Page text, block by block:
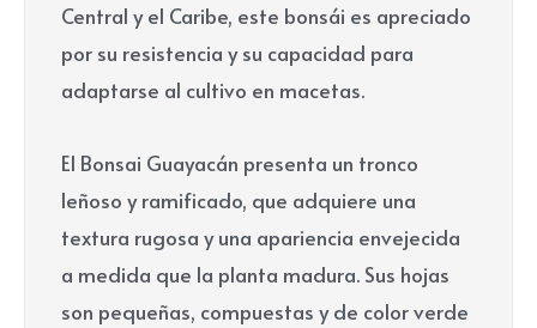
Central y el Caribe, este bonsái es apreciado
por su resistencia y su capacidad para
adaptarse al cultivo en macetas.
El Bonsai Guayacán presenta un tronco
leñoso y ramificado, que adquiere una
textura rugosa y una apariencia envejecida
a medida que la planta madura. Sus hojas
son pequeñas, compuestas y de color verde